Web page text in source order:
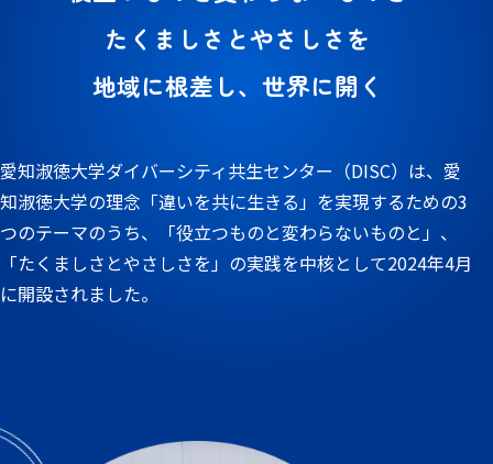
たくましさとやさしさを
地域に根差し、世界に開く
愛知淑徳大学ダイバーシティ共生センター（DISC）は、愛
知淑徳大学の理念「違いを共に生きる」を実現するための3
つのテーマのうち、「役立つものと変わらないものと」、
「たくましさとやさしさを」の実践を中核として2024年4月
に開設されました。